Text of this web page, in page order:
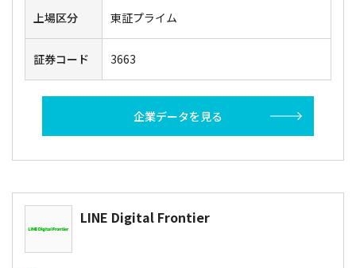
上場区分 東証プライム
証券コード 3663
企業データを見る
LINE Digital Frontier